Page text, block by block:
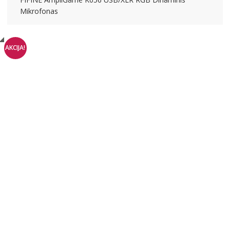
Mikrofonas
AKCIJA!